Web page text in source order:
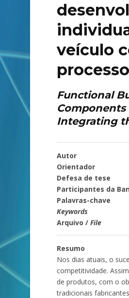
veículo
Functional
Integrating
Autor
Orientador
Defesa de tese
Participantes da
Palavras-chave
Keywords
Arquivo / File
Resumo
Nos dias atuais, o
competitividade.
de produtos, com o
tradicionais